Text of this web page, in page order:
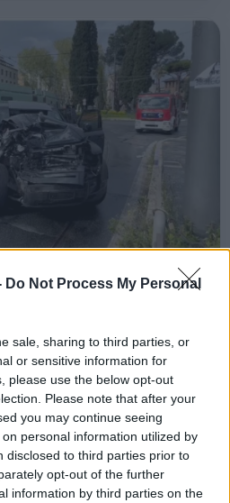
Do Not Process My Personal
sale, sharing to third parties, or
or sensitive information for
please use the below opt-out
Please note that after your
you may continue seeing
personal information utilized by
disclosed to third parties prior to
opt-out of the further
information by third parties on the
reali cause
nelle indagini sul
all'attaccante della